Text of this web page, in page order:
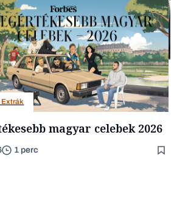
Befektetés
Extrák
magyar celebek 2026
1 perc